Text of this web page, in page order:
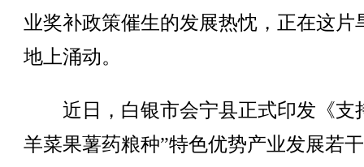
业奖补政策催生的发展热忱，正在这片
地上涌动。
近日，白银市会宁县正式印发《支
羊菜果薯药粮种”特色优势产业发展若